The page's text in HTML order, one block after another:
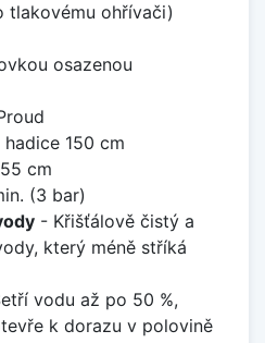
tlakovému ohřívači)
osazenou
150 cm
cm
(3 bar)
- Křišťálově čistý a
který méně stříká
vodu až po 50 %,
k dorazu v polovině